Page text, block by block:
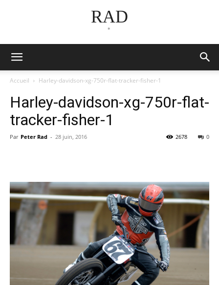
RAD
*
Accueil Harley-davidson-xg-750r-flat-tracker-fisher-1
Harley-davidson-xg-750r-flat-
tracker-fisher-1
Par Peter Rad - 28 juin, 2016 0
2678